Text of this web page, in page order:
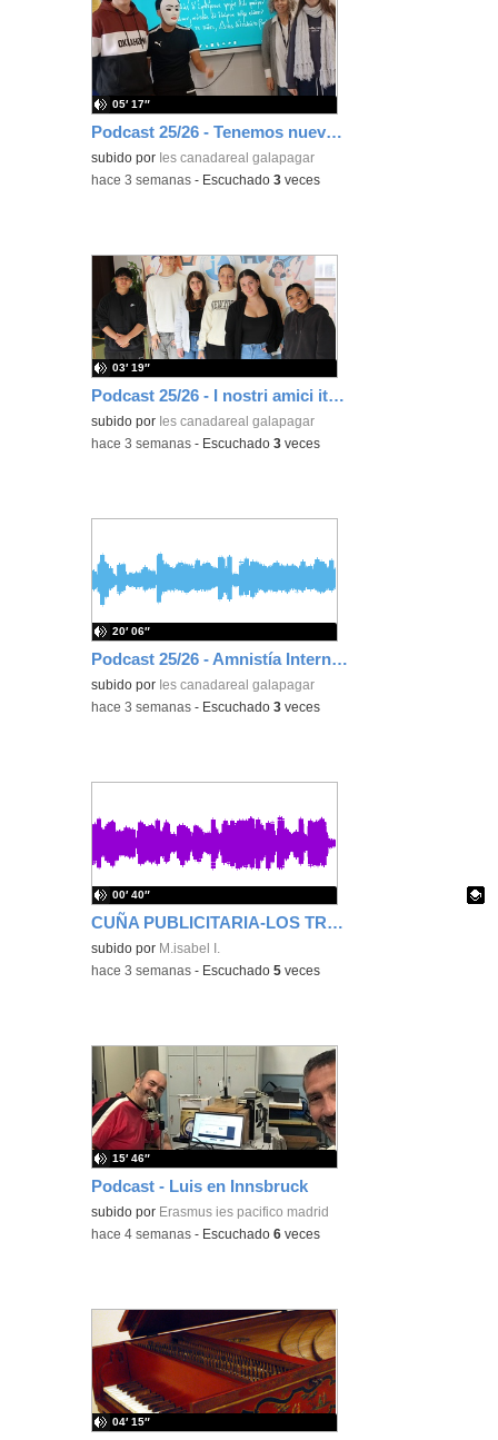
Podcast 25/26 - Tenemos nueva profesora de Griego ¿Conoces a María Eugenia?
subido por Ies canadareal galapagar
05′ 17″
-hace 3 semanas - Escuchado3 veces
Podcast 25/26 - I nostri amici italiani
subido por Ies canadareal galapagar
03′ 19″
-hace 3 semanas - Escuchado3 veces
Podcast 25/26 - Amnistía Internacional
subido por Ies canadareal galapagar
20′ 06″
-hace 3 semanas - Escuchado3 veces
CUÑA PUBLICITARIA-LOS TRES CERDITOS
Contenido educativo.
subido por M.isabel I.
00′ 40″
-hace 3 semanas - Escuchado5 veces
Podcast - Luis en Innsbruck
subido por Erasmus ies pacifico madrid
15′ 46″
-hace 4 semanas - Escuchado6 veces
04′ 15″